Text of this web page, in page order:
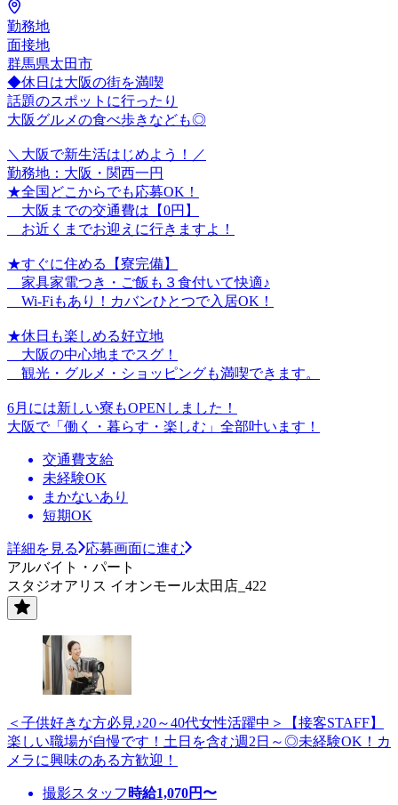
勤務地
面接地
群馬県太田市
◆休日は大阪の街を満喫
話題のスポットに行ったり
大阪グルメの食べ歩きなども◎
＼大阪で新生活はじめよう！／
勤務地：大阪・関西一円
★全国どこからでも応募OK！
大阪までの交通費は【0円】
お近くまでお迎えに行きますよ！
★すぐに住める【寮完備】
家具家電つき・ご飯も３食付いて快適♪
Wi-Fiもあり！カバンひとつで入居OK！
★休日も楽しめる好立地
大阪の中心地までスグ！
観光・グルメ・ショッピングも満喫できます。
6月には新しい寮もOPENしました！
大阪で「働く・暮らす・楽しむ」全部叶います！
交通費支給
未経験OK
まかないあり
短期OK
詳細を見る
応募画面に進む
アルバイト・パート
スタジオアリス イオンモール太田店_422
＜子供好きな方必見♪20～40代女性活躍中＞【接客STAFF】
楽しい職場が自慢です！土日を含む週2日～◎未経験OK！カ
メラに興味のある方歓迎！
撮影スタッフ 時給1,070円〜